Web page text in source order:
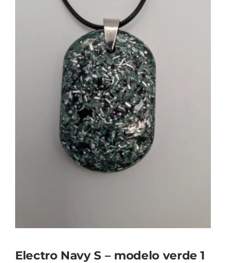
Electronites Especiales 2.0 y Cloudbuster
Más sobre Radiación EMF
Sobre Nosotros
Electro Navy S – modelo verde 1